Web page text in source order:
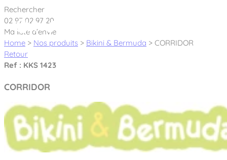
Cookies management panel
Créateur et fabricant d’aires de jeux &
Nos dernières actualités
À propos
Rechercher
02 97 02 97 20
Ma liste d’envie
Home > Nos produits > Bikini & Bermuda > CORRIDOR
Retour
Ref : KKS 1423
CORRIDOR